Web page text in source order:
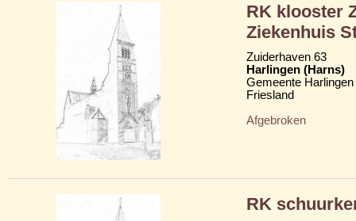
RK klooster
Ziekenhuis
Zuiderhaven 63
Harlingen (Harns)
Gemeente Harlingen
Friesland
Afgebroken
RK